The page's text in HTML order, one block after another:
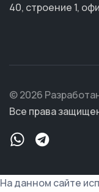
40, строение 1,
© 2026
Все права
На данном сайте